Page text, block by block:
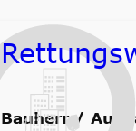
Bauherr /